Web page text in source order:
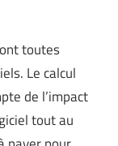
toutes
Le calcul
de l’impact
tout au